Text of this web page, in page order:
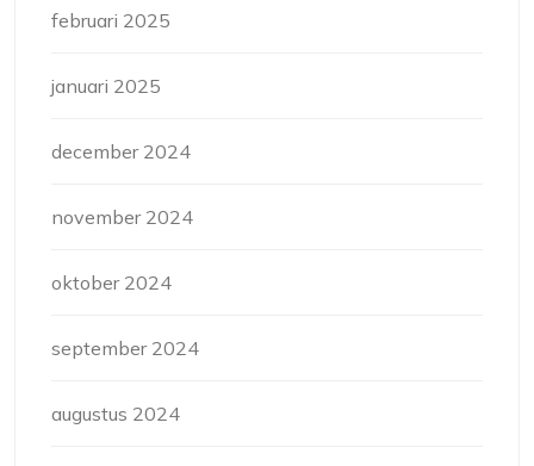
februari 2025
januari 2025
december 2024
november 2024
oktober 2024
september 2024
augustus 2024